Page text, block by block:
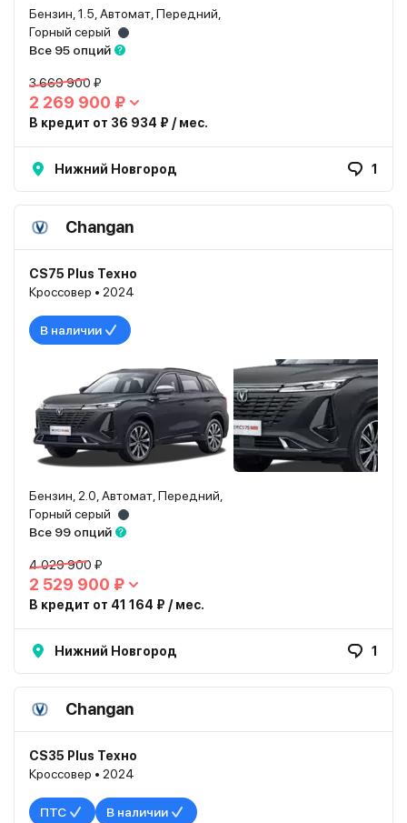
Бензин, 1.5, Автомат, Передний,
Горный серый
Все 95 опций
3 669 900 ₽
2 269 900 ₽
В кредит от 36 934 ₽ / мес.
Нижний Новгород 1
Changan
CS75 Plus Техно
Кроссовер • 2024
В наличии
Бензин, 2.0, Автомат, Передний,
Горный серый
Все 99 опций
4 029 900 ₽
2 529 900 ₽
В кредит от 41 164 ₽ / мес.
Нижний Новгород 1
Changan
CS35 Plus Техно
Кроссовер • 2024
ПТС В наличии